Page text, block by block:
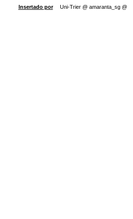
Insertado por
Uni-Trier @ amaranta_sg @